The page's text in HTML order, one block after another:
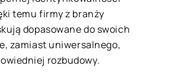
temu firmy z branży
dopasowane do swoich
zamiast uniwersalnego,
rozbudowy.